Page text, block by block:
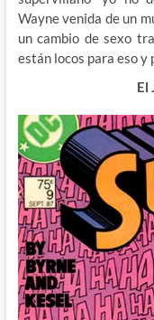
Wayne venida de un
un cambio de sexo
están locos para eso y
El